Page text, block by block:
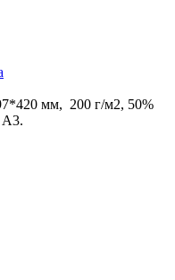
мм, 200 г/м2, 50%
А3.